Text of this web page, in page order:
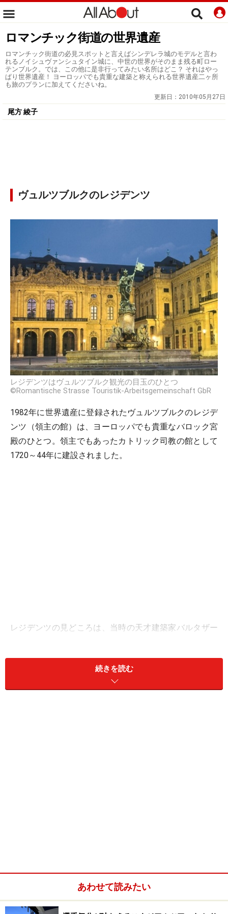
ロマンチック街道の世界遺産
ロマンチック街道の必見スポットと言えばシンデレラ城のモデルと言わ
れるノイシュヴァンシュタイン城に、中世の世界がそのまま残る町ロー
テンブルク。では、この他に是非行ってみたい名所はどこ？ それはやっ
ぱり世界遺産！ ヨーロッパでも貴重な建築と称えられる世界遺産二ヶ所
も旅のプランに加えてくださいね。
更新日： 2010年05月27日
尾方 綾子
ヴュルツブルクのレジデンツ
レジデンツはヴュルツブルク観光の目玉のひとつ
©Romantische Strasse Touristik-Arbeitsgemeinschaft GbR
1982年に世界遺産に登録されたヴュルツブルクのレジデ
ンツ（領主の館）は、ヨーロッパでも貴重なバロック宮
殿のひとつ。領主でもあったカトリック司教の館として
1720～44年に建設されました。
レジデンツの見どころは、当時の天才建築家バルタザー
ポロのコラボレーションによる、優雅な壁画に彩られた
ダイナミックな広間の数々。絢爛豪華なインテリアや美
術品のがしつらえられた40室が見学可能です。
続きを読む
あわせて読みたい